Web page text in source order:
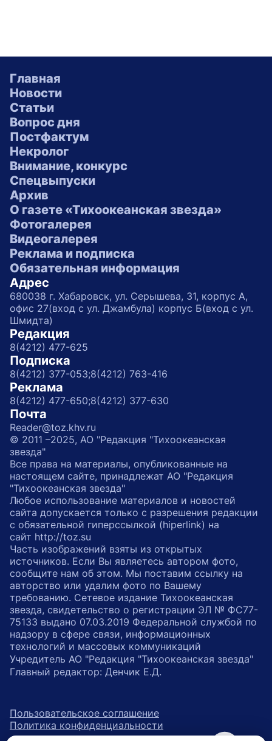
Главная
Новости
Статьи
Вопрос дня
Постфактум
Некролог
Внимание, конкурс
Спецвыпуски
Архив
О газете «Тихоокеанская звезда»
Фотогалерея
Видеогалерея
Реклама и подписка
Обязательная информация
Адрес
680038 г. Хабаровск, ул. Серышева, 31, корпус А,
офис 27(вход с ул. Джамбула) корпус Б(вход с ул.
Шмидта)
Редакция
8(4212) 477-625
Подписка
8(4212) 377-053;8(4212) 763-416
Реклама
8(4212) 477-650;8(4212) 377-630
Почта
Reader@toz.khv.ru
© 2011 –2025, АО "Редакция "Тихоокеанская
звезда"
Все права на материалы, опубликованные на
настоящем сайте, принадлежат АО "Редакция
"Тихоокеанская звезда"
Любое использование материалов и новостей
сайта допускается только с разрешения редакции
с обязательной гиперссылкой (hiperlink) на
сайт http://toz.su
Часть изображений взяты из открытых
источников. Если Вы являетесь автором фото,
сообщите нам об этом. Мы поставим ссылку на
авторство или удалим фото по Вашему
требованию. Сетевое издание Тихоокеанская
звезда, свидетельство о регистрации ЭЛ № ФС77-
75133 выдано 07.03.2019 Федеральной службой по
надзору в сфере связи, информационных
технологий и массовых коммуникаций
Учредитель АО "Редакция "Тихоокеанская звезда"
Главный редактор: Денчик Е.Д.
Пользовательское соглашение
Политика конфиденциальности